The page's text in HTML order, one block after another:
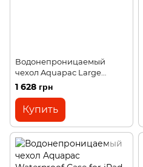
Водонепроницаемый
чехол Aquapac Large
Electronics Case grey
1 628 грн
Купить